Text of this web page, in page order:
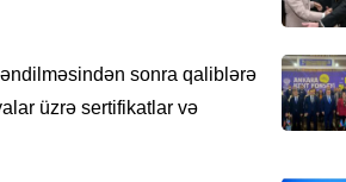
sonra qaliblərə
üzrə sertifikatlar və
GÜNDƏM
verdi: